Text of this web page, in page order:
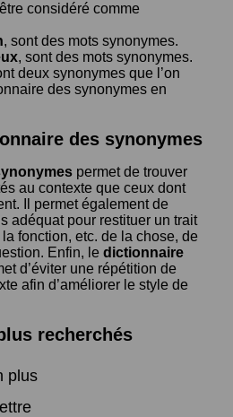
considéré comme
, sont des mots synonymes.
, sont des mots synonymes.
deux synonymes que l’on
des synonymes en
des synonymes
permet de trouver
au contexte que ceux dont
Il permet également de
adéquat pour restituer un trait
fonction, etc. de la chose, de
Enfin, le dictionnaire
d’éviter une répétition de
afin d’améliorer le style de
recherchés
plus